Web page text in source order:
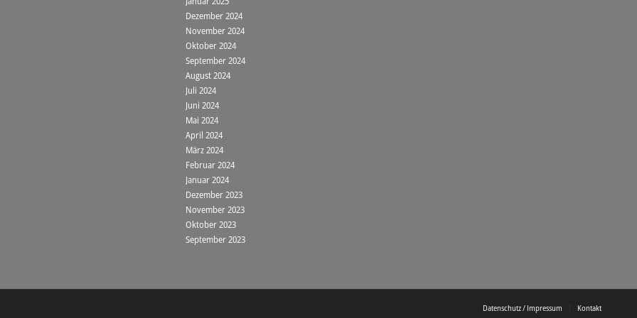
Dezember 2024
November 2024
Oktober 2024
September 2024
August 2024
Juli 2024
Juni 2024
Mai 2024
April 2024
März 2024
Februar 2024
Januar 2024
Dezember 2023
November 2023
Oktober 2023
September 2023
Datenschutz / Impressum Kontakt